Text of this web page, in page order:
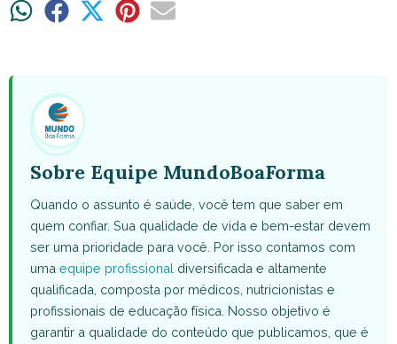
ShareShare ShareShareShare
Sobre Equipe MundoBoaForma
Quando o assunto é saúde, você tem que saber em
quem confiar. Sua qualidade de vida e bem-estar devem
ser uma prioridade para você. Por isso contamos com
uma equipe profissional diversificada e altamente
qualificada, composta por médicos, nutricionistas e
profissionais de educação física. Nosso objetivo é
garantir a qualidade do conteúdo que publicamos, que é